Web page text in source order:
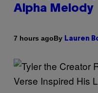
Alpha Melody
7 hours agoBy Lauren